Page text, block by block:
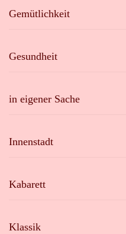
Gemütlichkeit
Gesundheit
in eigener Sache
Innenstadt
Kabarett
Klassik